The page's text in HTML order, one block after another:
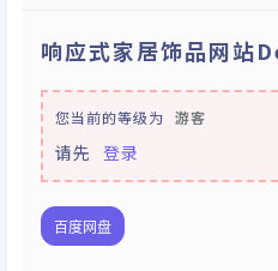
响应式家居饰品网站
您当前的等级为 游客
请先 登录
百度网盘